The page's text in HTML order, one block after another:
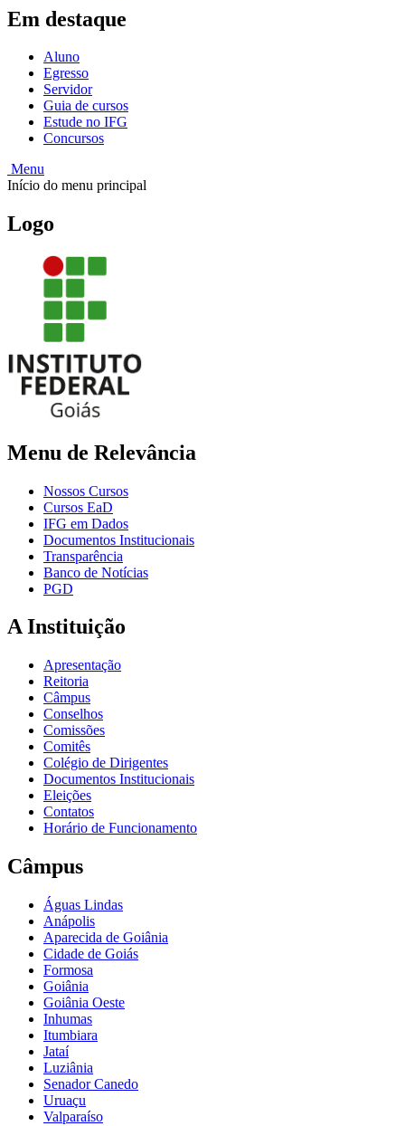
Em destaque
Aluno
Egresso
Servidor
Guia de cursos
Estude no IFG
Concursos
Menu
Início do menu principal
Logo
Menu de Relevância
Nossos Cursos
Cursos EaD
IFG em Dados
Documentos Institucionais
Transparência
Banco de Notícias
PGD
A Instituição
Apresentação
Reitoria
Câmpus
Conselhos
Comissões
Comitês
Colégio de Dirigentes
Documentos Institucionais
Eleições
Contatos
Horário de Funcionamento
Câmpus
Águas Lindas
Anápolis
Aparecida de Goiânia
Cidade de Goiás
Formosa
Goiânia
Goiânia Oeste
Inhumas
Itumbiara
Jataí
Luziânia
Senador Canedo
Uruaçu
Valparaíso